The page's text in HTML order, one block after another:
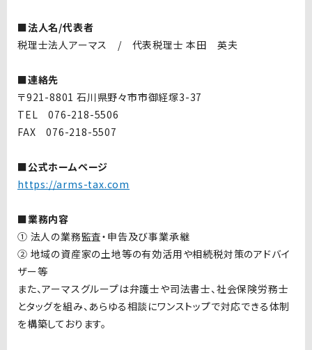
■法人名/代表者
税理士法人アーマス / 代表税理士 本田 英夫
■連絡先
〒921-8801 石川県野々市市御経塚3-37
TEL 076-218-5506
FAX 076-218-5507
■公式ホームページ
https://arms-tax.com
■業務内容
① 法人の業務監査・申告及び事業承継
② 地域の資産家の土地等の有効活用や相続税対策のアドバイ
ザー等
また、アーマスグループは弁護士や司法書士、社会保険労務士
とタッグを組み、あらゆる相談にワンストップで対応できる体制
を構築しております。